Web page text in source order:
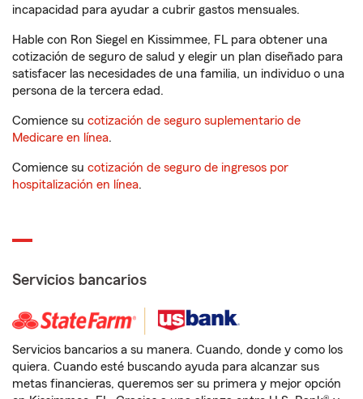
incapacidad para ayudar a cubrir gastos mensuales.
Hable con Ron Siegel en Kissimmee, FL para obtener una
cotización de seguro de salud y elegir un plan diseñado para
satisfacer las necesidades de una familia, un individuo o una
persona de la tercera edad.
Comience su cotización de seguro suplementario de
Medicare en línea.
Comience su cotización de seguro de ingresos por
hospitalización en línea.
Servicios bancarios
Servicios bancarios a su manera. Cuando, donde y como los
quiera. Cuando esté buscando ayuda para alcanzar sus
metas financieras, queremos ser su primera y mejor opción